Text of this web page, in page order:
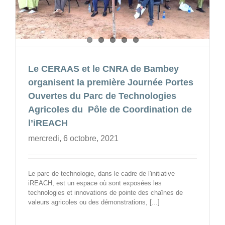
Le CERAAS et le CNRA de Bambey
organisent la première Journée Portes
Ouvertes du Parc de Technologies
Agricoles du Pôle de Coordination de
l’iREACH
mercredi, 6 octobre, 2021
Le parc de technologie, dans le cadre de l'initiative
iREACH, est un espace où sont exposées les
technologies et innovations de pointe des chaînes de
valeurs agricoles ou des démonstrations, [...]